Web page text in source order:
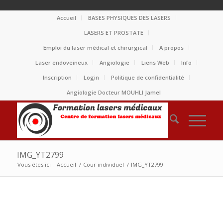
Accueil
BASES PHYSIQUES DES LASERS
LASERS ET PROSTATE
Emploi du laser médical et chirurgical
A propos
Laser endoveineux
Angiologie Liens Web
Info
Inscription
Login
Politique de confidentialité
Angiologie Docteur MOUHLI Jamel
IMG_YT2799
Vous êtes ici : Accueil / Cour individuel / IMG_YT2799